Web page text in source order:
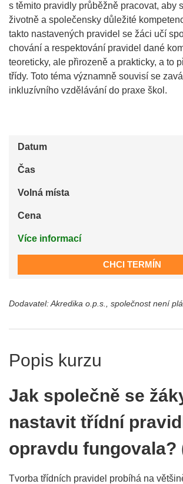
s těmito pravidly průběžně pracovat, aby
životně a společensky důležité
takto nastavených pravidel se žáci učí
chování a respektování pravidel dané
teoreticky, ale přirozeně a prakticky, a to
třídy. Toto téma významně souvisí se
inkluzívního vzdělávání do praxe škol.
Datum
Čas
Volná místa
Cena
Více informací
CHCI TERMÍN
Dodavatel: Akredika o.p.s., společnost není
Popis kurzu
Jak společně se
nastavit třídní
opravdu fungovala?
Tvorba třídních pravidel probíhá na